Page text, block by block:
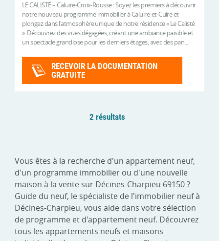
LE CALISTÉ – Caluire-Croix-Rousse : Soyez les premiers à découvrir
notre nouveau programme immobilier à Caluire-et-Cuire et
plongez dans l'atmosphère unique de notre résidence « Le Calisté
». Découvrez des vues dégagées, créant une ambiance paisible et
un spectacle grandiose pour les derniers étages, avec des pan...
RECEVOIR LA DOCUMENTATION
GRATUITE
2 résultats
Vous êtes à la recherche d'un appartement neuf,
d'un programme immobilier ou d'une nouvelle
maison à la vente sur Décines-Charpieu 69150 ?
Guide du neuf, le spécialiste de l'immobilier neuf à
Décines-Charpieu, vous aide dans votre sélection
de programme et d'appartement neuf. Découvrez
tous les appartements neufs et maisons